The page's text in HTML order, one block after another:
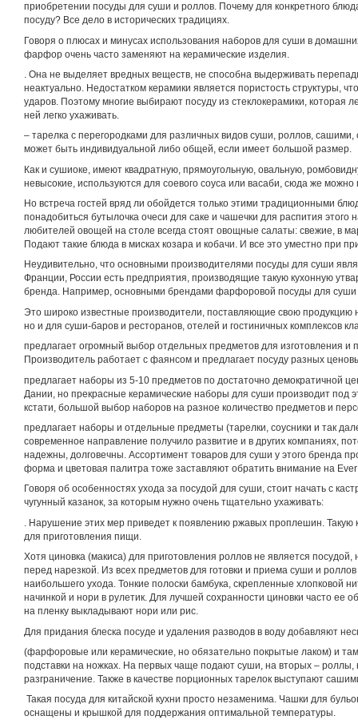
приобретении посуды для суши и роллов. Почему для конкретного
посуду? Все дело в исторических традициях.
Говоря о плюсах и минусах использования наборов для суши в
фарфор очень часто заменяют на керамические изделия.
. Она не выделяет вредных веществ, не способна выдерживать
неактуально. Недостатком керамики является пористость структуры,
ударов. Поэтому многие выбирают посуду из стеклокерамики, которая
ней легко ухаживать.
– тарелка с перегородками для различных видов суши, роллов,
может быть индивидуальной либо общей, если имеет большой размер.
Как и сушиоке, имеют квадратную, прямоугольную, овальную,
невысокие, используются для соевого соуса или васаби, сюда же
Но встреча гостей вряд ли обойдется только этими традиционными
понадобиться бутылочка очеси для саке и чашечки для распития этого
любителей овощей на столе всегда стоят овощные салаты: свежие, в
Подают такие блюда в мисках козара и кобачи. И все это уместно при
Неудивительно, что основными производителями посуды для суши
Франции, России есть предприятия, производящие такую кухонную
бренда. Например, основными брендами фарфоровой посуды для суши
Это широко известные производители, поставляющие свою продукцию
но и для суши-баров и ресторанов, отелей и гостиничных комплексов
предлагает огромный выбор отдельных предметов для изготовления
Производитель работает с фаянсом и предлагает посуду разных
предлагает наборы из 5-10 предметов по достаточно демократичной
Дании, но прекрасные керамические наборы для суши производит под
кстати, большой выбор наборов на разное количество предметов и
предлагает наборы и отдельные предметы (тарелки, соусники и так
современное направление получило развитие и в других компаниях,
надежны, долговечны. Ассортимент товаров для суши у этого бренда
форма и цветовая палитра тоже заставляют обратить внимание на
Говоря об особенностях ухода за посудой для суши, стоит начать с
чугунный казанок, за которым нужно очень тщательно ухаживать:
. Нарушение этих мер приведет к появлению ржавых проплешин. Такую
для приготовления пищи.
Хотя циновка (макиса) для приготовления роллов не является
перед нарезкой. Из всех предметов для готовки и приема суши и
наибольшего ухода. Тонкие полоски бамбука, скрепленные хлопковой
начинкой и нори в рулетик. Для лучшей сохранности циновки часто ее
на пленку выкладывают нори или рис.
Для придания блеска посуде и удаления разводов в воду добавляют
(фарфоровые или керамические, но обязательно покрытые лаком) и
подставки на ножках. На первых чаще подают суши, на вторых – роллы,
разграничение. Также в качестве порционных тарелок выступают
Такая посуда для китайской кухни просто незаменима. Чашки для
оснащены и крышкой для поддержания оптимальной температуры.